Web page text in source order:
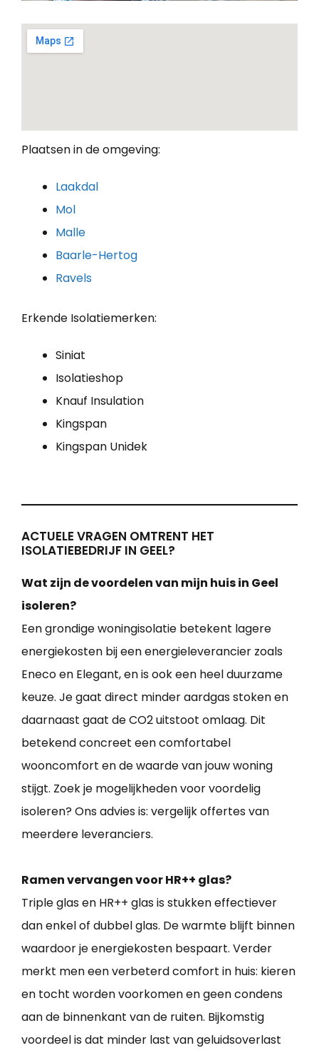
Plaatsen in de omgeving:
Laakdal
Mol
Malle
Baarle-Hertog
Ravels
Erkende Isolatiemerken:
Siniat
Isolatieshop
Knauf Insulation
Kingspan
Kingspan Unidek
ACTUELE VRAGEN OMTRENT HET
ISOLATIEBEDRIJF IN GEEL?
Wat zijn de voordelen van mijn huis in Geel
isoleren?
Een grondige woningisolatie betekent lagere
energiekosten bij een energieleverancier zoals
Eneco en Elegant, en is ook een heel duurzame
keuze. Je gaat direct minder aardgas stoken en
daarnaast gaat de CO2 uitstoot omlaag. Dit
betekend concreet een comfortabel
wooncomfort en de waarde van jouw woning
stijgt. Zoek je mogelijkheden voor voordelig
isoleren? Ons advies is: vergelijk offertes van
meerdere leveranciers.
Ramen vervangen voor HR++ glas?
Triple glas en HR++ glas is stukken effectiever
dan enkel of dubbel glas. De warmte blijft binnen
waardoor je energiekosten bespaart. Verder
merkt men een verbeterd comfort in huis: kieren
en tocht worden voorkomen en geen condens
aan de binnenkant van de ruiten. Bijkomstig
voordeel is dat minder last van geluidsoverlast